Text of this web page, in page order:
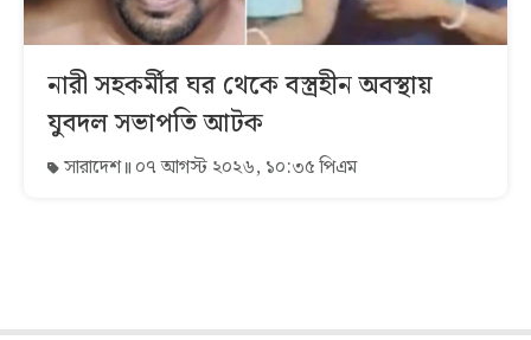
নারী সহকর্মীর ঘর থেকে বস্ত্রহীন অবস্থায়
যুবদল সভাপতি আটক
সারাদেশ ০৭ আগস্ট ২০২৬, ১০:৩৫ পিএম